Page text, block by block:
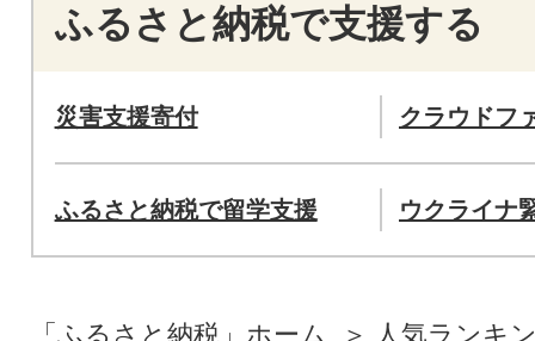
ふるさと納税で支援する
災害支援寄付 クラウドフ
ふるさと納税で留学支援 ウクライナ
「ふるさと納税」ホーム
人気ランキ